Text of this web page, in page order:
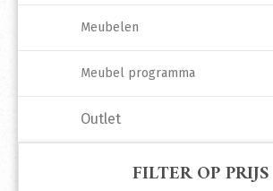
Meubelen
Meubel programma
Outlet
FILTER OP PRIJS